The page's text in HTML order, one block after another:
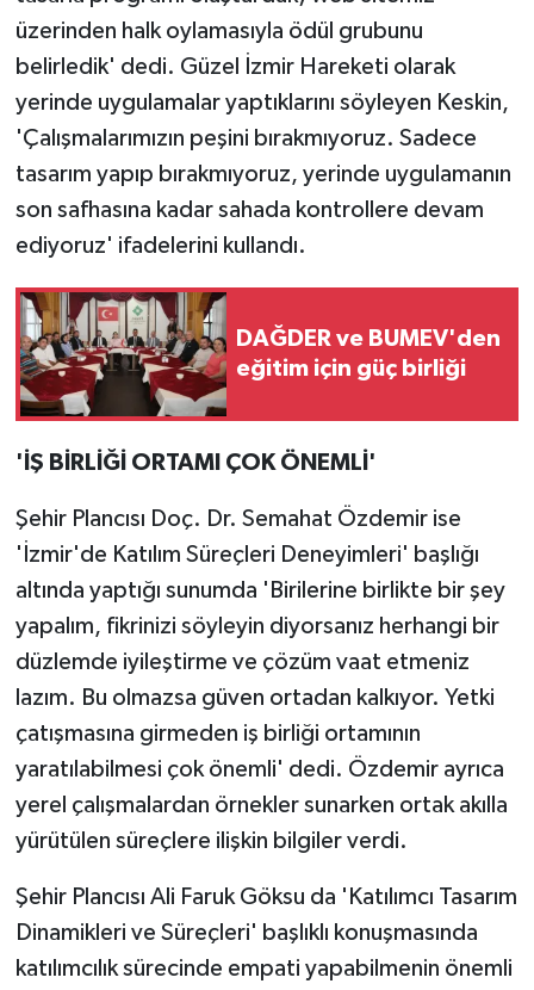
üzerinden halk oylamasıyla ödül grubunu
belirledik' dedi. Güzel İzmir Hareketi olarak
yerinde uygulamalar yaptıklarını söyleyen Keskin,
'Çalışmalarımızın peşini bırakmıyoruz. Sadece
tasarım yapıp bırakmıyoruz, yerinde uygulamanın
son safhasına kadar sahada kontrollere devam
ediyoruz' ifadelerini kullandı.
DAĞDER ve BUMEV'den
eğitim için güç birliği
'İŞ BİRLİĞİ ORTAMI ÇOK ÖNEMLİ'
Şehir Plancısı Doç. Dr. Semahat Özdemir ise
'İzmir'de Katılım Süreçleri Deneyimleri' başlığı
altında yaptığı sunumda 'Birilerine birlikte bir şey
yapalım, fikrinizi söyleyin diyorsanız herhangi bir
düzlemde iyileştirme ve çözüm vaat etmeniz
lazım. Bu olmazsa güven ortadan kalkıyor. Yetki
çatışmasına girmeden iş birliği ortamının
yaratılabilmesi çok önemli' dedi. Özdemir ayrıca
yerel çalışmalardan örnekler sunarken ortak akılla
yürütülen süreçlere ilişkin bilgiler verdi.
Şehir Plancısı Ali Faruk Göksu da 'Katılımcı Tasarım
Dinamikleri ve Süreçleri' başlıklı konuşmasında
katılımcılık sürecinde empati yapabilmenin önemli